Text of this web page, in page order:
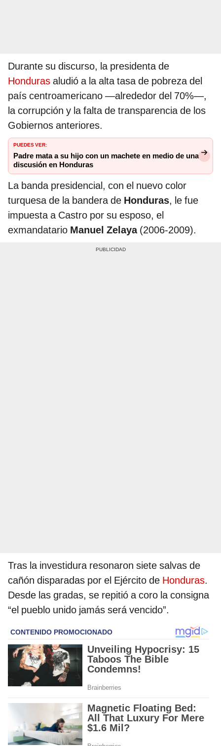
Durante su discurso, la presidenta de
Honduras aludió a la alta tasa de pobreza del
país centroamericano —alrededor del 70%—,
la corrupción y la falta de transparencia de los
Gobiernos anteriores.
PUEDES VER:
Padre mata a su hijo con un machete en medio de una
discusión en Honduras
La banda presidencial, con el nuevo color
turquesa de la bandera de Honduras, le fue
impuesta a Castro por su esposo, el
exmandatario Manuel Zelaya(2006-2009).
Tras la investidura resonaron siete salvas de
cañón disparadas por el Ejército de Honduras.
Desde las gradas, se repitió a coro la consigna
“el pueblo unido jamás será vencido”.